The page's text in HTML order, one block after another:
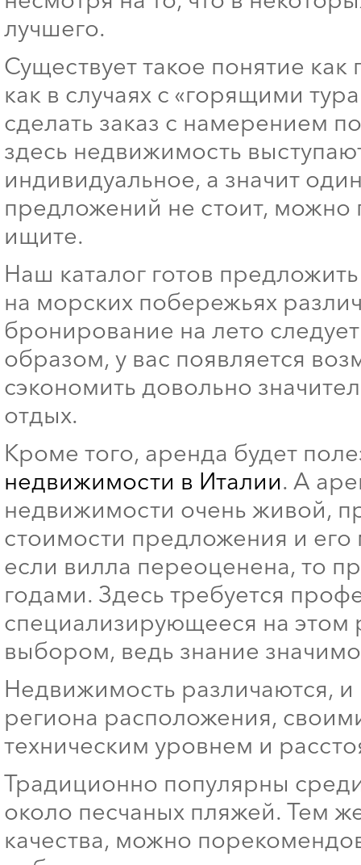
лучшего.
Существует такое понятие
как в случаях с «горящими
сделать заказ с намерением
здесь недвижимость
индивидуальное, а значит
предложений не стоит, можно
ищите.
Наш каталог готов
на морских побережьях
бронирование на лето
образом, у вас появляется
сэкономить довольно
отдых.
Кроме того, аренда будет
недвижимости в Италии. А
недвижимости очень живой,
стоимости предложения и его
если вилла переоценена, то
годами. Здесь требуется
специализирующееся на этом
выбором, ведь знание
Недвижимость различаются, и
региона расположения,
техническим уровнем и
Традиционно популярны
около песчаных пляжей. Тем
качества, можно